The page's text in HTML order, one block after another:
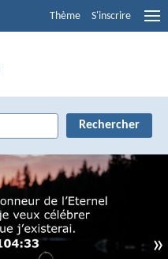
Thème S'inscrire
»